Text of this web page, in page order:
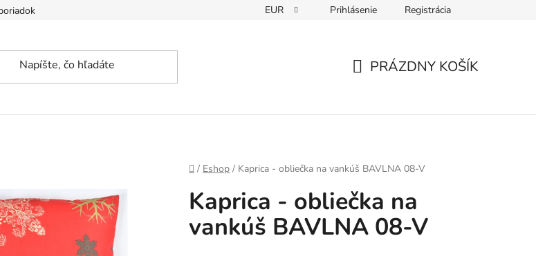
EUR Prihlásenie Registrácia
KOŠÍK
PRÁZDNY KOŠÍK
Domov
/ Eshop / Kaprica - obliečka na vankúš BAVLNA 08-V
Kaprica - obliečka na
vankúš BAVLNA 08-V